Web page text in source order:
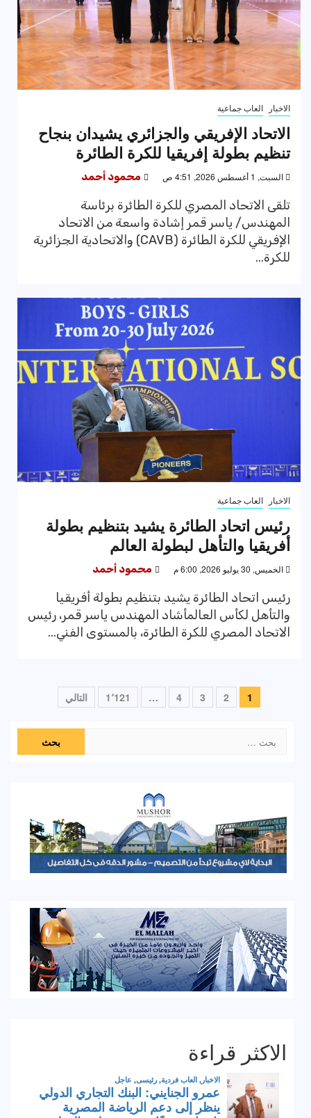
الاخبار العاب جماعية
الاتحاد الإفريقي والجزائري يشيدان بنجاح
تنظيم بطولة إفريقيا للكرة الطائرة
السبت, 1 أغسطس 2026, 4:51 ص محمود أحمد
تلقى الاتحاد المصري للكرة الطائرة برئاسة
المهندس/ ياسر قمر إشادة واسعة من الاتحاد
الإفريقي للكرة الطائرة (CAVB) والاتحادية الجزائرية
للكرة...
الاخبار العاب جماعية
رئيس اتحاد الطائرة يشيد بتنظيم بطولة
أفريقيا والتأهل لبطولة العالم
الخميس, 30 يوليو 2026, 6:00 م محمود أحمد
رئيس اتحاد الطائرة يشيد بتنظيم بطولة أفريقيا
والتأهل لكأس العالمأشاد المهندس ياسر قمر، رئيس
الاتحاد المصري للكرة الطائرة، بالمستوى الفني...
تعدد
المقالات
1
2
3
4
… 1٬121 التالي
عن:
الاكثر قراءة